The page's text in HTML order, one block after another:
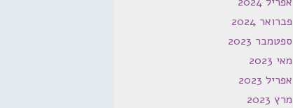
פברואר 2024
ספטמבר 2023
מאי 2023
אפריל 2023
מרץ 2023